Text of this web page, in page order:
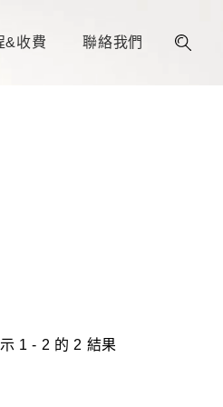
&收費 聯絡我們
1 - 2 的 2 結果